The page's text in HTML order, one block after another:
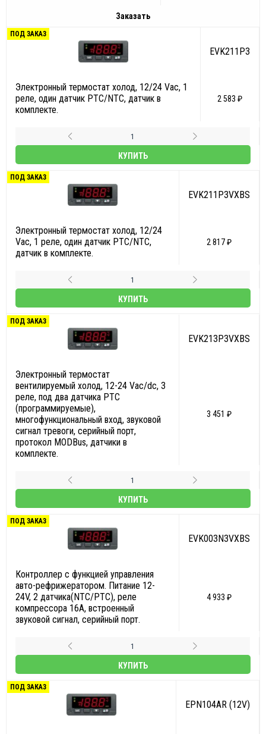
Заказать
ПОД ЗАКАЗ
EVK211P3
Электронный термостат холод, 12/24 Vac, 1
реле, один датчик PTC/NTC, датчик в
комплекте.
2 583 ₽
КУПИТЬ
ПОД ЗАКАЗ
EVK211P3VXBS
Электронный термостат холод, 12/24
Vac, 1 реле, один датчик PTC/NTC,
датчик в комплекте.
2 817 ₽
КУПИТЬ
ПОД ЗАКАЗ
EVK213P3VXBS
Электронный термостат
вентилируемый холод, 12-24 Vac/dc, 3
реле, под два датчика PTC
(программируемые),
многофункциональный вход, звуковой
сигнал тревоги, серийный порт,
протокол MODBus, датчики в
комплекте.
3 451 ₽
КУПИТЬ
ПОД ЗАКАЗ
EVK003N3VXBS
Контроллер с функцией управления
авто-рефрижератором. Питание 12-
24V, 2 датчика(NTC/PTC), реле
компрессора 16A, встроенный
звуковой сигнал, серийный порт.
4 933 ₽
КУПИТЬ
ПОД ЗАКАЗ
EPN104AR (12V)